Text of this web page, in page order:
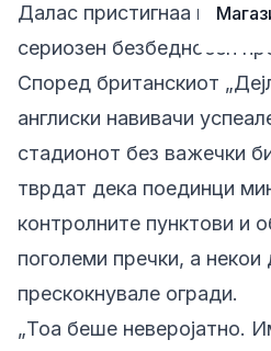
Далас пристигнаа
сериозен безбедносен
Според британскиот
англиски навивачи
стадионот без важечки
тврдат дека поединци
контролните пунктови и
поголеми пречки, а некои
прескокнувале огради.
„Тоа беше неверојатно.